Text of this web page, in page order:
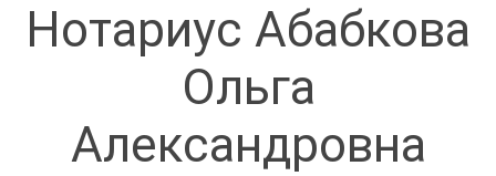
Нотариус Абабкова
Ольга
Александровна